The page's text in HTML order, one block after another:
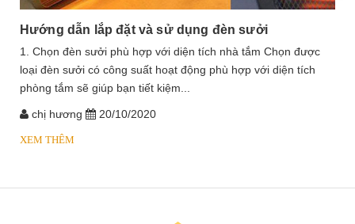
Hướng dẫn lắp đặt và sử dụng đèn sưởi
1. Chọn đèn sưởi phù hợp với diện tích nhà tắm Chọn được
loại đèn sưởi có công suất hoạt động phù hợp với diện tích
phòng tắm sẽ giúp bạn tiết kiệm...
chị hương 20/10/2020
XEM THÊM